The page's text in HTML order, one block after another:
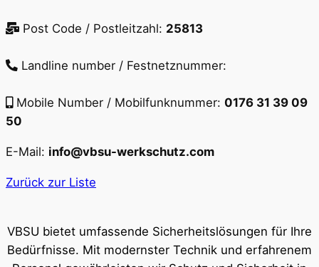
Post Code / Postleitzahl: 25813
Landline number / Festnetznummer:
Mobile Number / Mobilfunknummer: 0176 31 39 09
50
E-Mail: info@vbsu-werkschutz.com
Zurück zur Liste
VBSU bietet umfassende Sicherheitslösungen für Ihre
Bedürfnisse. Mit modernster Technik und erfahrenem